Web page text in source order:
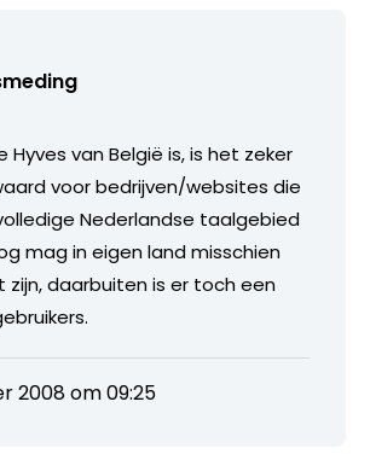
Hyves van België is, is het zeker
voor bedrijven/websites die
Nederlandse taalgebied
mag in eigen land misschien
zijn, daarbuiten is er toch een
2008 om 09:25